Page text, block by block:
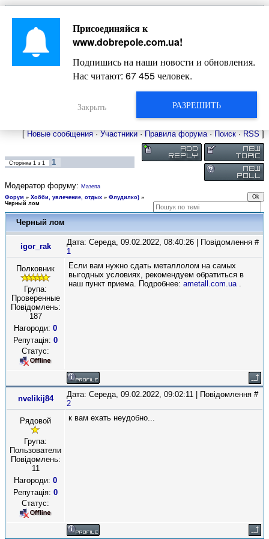
Главная
Новости
Довідкова
Фото
Оголошення
Видео
Жизнь Добропольского края
[ Новые сообщения · Участники · Правила форума· Поиск · RSS ]
Сторінка 1 з 1 1
Модератор форуму: Мазепа
Форум » Хобби, увлечение, отдых » Флудилко) »
Черный лом
Черный лом
igor_rak
Дата: Середа, 09.02.2022, 08:40:26 | Повідомлення #
1
Полковник
Група:
Проверенные
Повідомлень:
187
Нагороди: 0
Репутація: 0
Статус:
Если вам нужно сдать металлолом на самых
выгодных условиях, рекомендуем обратиться в
наш пункт приема. Подробнее: ametall.com.ua.
nvelikij84
Дата: Середа, 09.02.2022, 09:02:11 | Повідомлення #
2
Рядовой
Група:
Пользователи
Повідомлень:
11
Нагороди: 0
Репутація: 0
Статус:
к вам ехать неудобно...
Присоединяйся к
www.dobrepole.com.ua!
Подпишись на наши новости и обновления.
Нас читают: 67 455человек.
РАЗРЕШИТЬ
Закрыть